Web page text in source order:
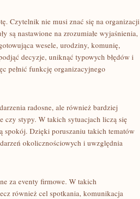
Czytelnik nie musi znać się na organizacji
są nastawione na zrozumiałe wyjaśnienia,
wesele, urodziny, komunię,
decyzje, uniknąć typowych błędów i
pełnić funkcję organizacyjnego
radosne, ale również bardziej
czy stypy. W takich sytuacjach liczą się
spokój. Dzięki poruszaniu takich tematów
okolicznościowych i uwzględnia
za eventy firmowe. W takich
również cel spotkania, komunikacja